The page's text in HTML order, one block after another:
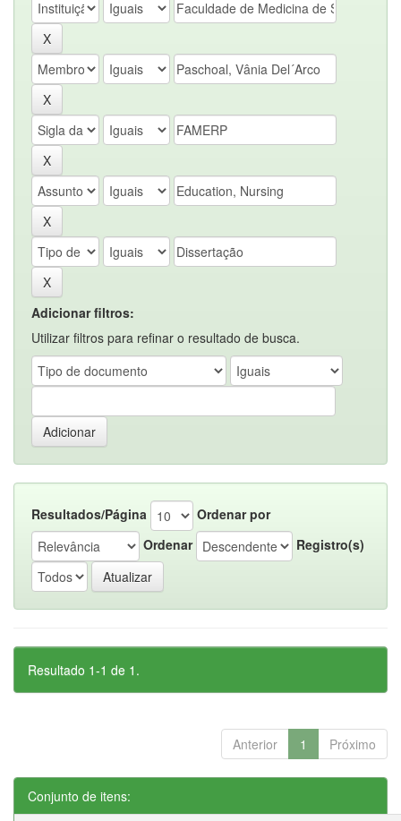
Adicionar filtros:
Utilizar filtros para refinar o resultado de busca.
Resultados/Página
Ordenar por
Ordenar
Registro(s)
Resultado 1-1 de 1.
Anterior 1 Próximo
Conjunto de itens: